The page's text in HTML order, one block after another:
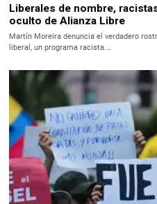
Liberales de nombre,
oculto de Alianza Libre
Martín Moreira denuncia el verdadero
liberal, un programa racista.…